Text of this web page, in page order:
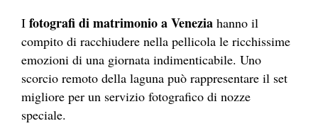
I fotografi di matrimonio a Venezia hanno il
compito di racchiudere nella pellicola le ricchissime
emozioni di una giornata indimenticabile. Uno
scorcio remoto della laguna può rappresentare il set
migliore per un servizio fotografico di nozze
speciale.